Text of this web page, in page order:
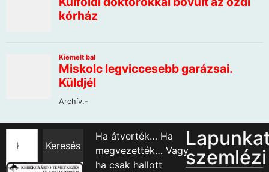
Keresés
Ha átverték… Ha
megvezették… Vagy
ha csak hallott
szemlézi